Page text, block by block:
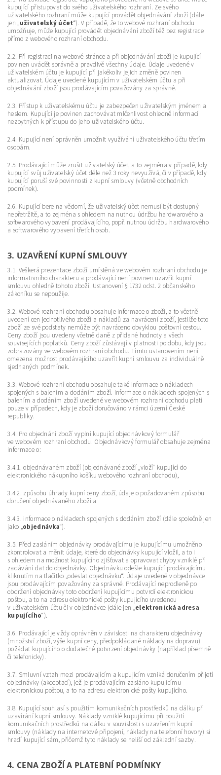
kupující přistupovat do svého uživatelského rozhraní. Ze svého
uživatelského rozhraní může kupující provádět objednávání zboží (dále
jen „uživatelský účet“). V případě, že to webové rozhraní obchodu
umožňuje, může kupující provádět objednávání zboží též bez registrace
přímo z webového rozhraní obchodu.
2.2. Při registraci na webové stránce a při objednávání zboží je kupující
povinen uvádět správně a pravdivě všechny údaje. Údaje uvedené v
uživatelském účtu je kupující při jakékoliv jejich změně povinen
aktualizovat. Údaje uvedené kupujícím v uživatelském účtu a při
objednávání zboží jsou prodávajícím považovány za správné.
2.3. Přístup k uživatelskému účtu je zabezpečen uživatelským jménem a
heslem. Kupující je povinen zachovávat mlčenlivost ohledně informací
nezbytných k přístupu do jeho uživatelského účtu.
2.4. Kupující není oprávněn umožnit využívání uživatelského účtu třetím
osobám.
2.5. Prodávající může zrušit uživatelský účet, a to zejména v případě, kdy
kupující svůj uživatelský účet déle než 3 roky nevyužívá, či v případě, kdy
kupující poruší své povinnosti z kupní smlouvy (včetně obchodních
podmínek).
2.6. Kupující bere na vědomí, že uživatelský účet nemusí být dostupný
nepřetržitě, a to zejména s ohledem na nutnou údržbu hardwarového a
softwarového vybavení prodávajícího, popř. nutnou údržbu hardwarového
a softwarového vybavení třetích osob.
3. UZAVŘENÍ KUPNÍ SMLOUVY
3.1. Veškerá prezentace zboží umístěná ve webovém rozhraní obchodu je
informativního charakteru a prodávající není povinen uzavřít kupní
smlouvu ohledně tohoto zboží. Ustanovení § 1732 odst. 2 občanského
zákoníku se nepoužije.
3.2. Webové rozhraní obchodu obsahuje informace o zboží, a to včetně
uvedení cen jednotlivého zboží a nákladů za navrácení zboží, jestliže toto
zboží ze své podstaty nemůže být navráceno obvyklou poštovní cestou.
Ceny zboží jsou uvedeny včetně daně z přidané hodnoty a všech
souvisejících poplatků. Ceny zboží zůstávají v platnosti po dobu, kdy jsou
zobrazovány ve webovém rozhraní obchodu. Tímto ustanovením není
omezena možnost prodávajícího uzavřít kupní smlouvu za individuálně
sjednaných podmínek.
3.3. Webové rozhraní obchodu obsahuje také informace o nákladech
spojených s balením a dodáním zboží. Informace o nákladech spojených s
balením a dodáním zboží uvedené ve webovém rozhraní obchodu platí
pouze v případech, kdy je zboží doručováno v rámci území České
republiky.
3.4. Pro objednání zboží vyplní kupující objednávkový formulář
ve webovém rozhraní obchodu. Objednávkový formulář obsahuje zejména
informace o:
3.4.1. objednávaném zboží (objednávané zboží „vloží“ kupující do
elektronického nákupního košíku webového rozhraní obchodu),
3.4.2. způsobu úhrady kupní ceny zboží, údaje o požadovaném způsobu
doručení objednávaného zboží a
3.4.3. informace o nákladech spojených s dodáním zboží (dále společně jen
jako „objednávka“).
3.5. Před zasláním objednávky prodávajícímu je kupujícímu umožněno
zkontrolovat a měnit údaje, které do objednávky kupující vložil, a to i
s ohledem na možnost kupujícího zjišťovat a opravovat chyby vzniklé při
zadávání dat do objednávky. Objednávku odešle kupující prodávajícímu
kliknutím na tlačítko „odeslat objednávku“. Údaje uvedené v objednávce
jsou prodávajícím považovány za správné. Prodávající neprodleně po
obdržení objednávky toto obdržení kupujícímu potvrdí elektronickou
poštou, a to na adresu elektronické pošty kupujícího uvedenou
v uživatelském účtu či v objednávce (dále jen „elektronická adresa
kupujícího“).
3.6. Prodávající je vždy oprávněn v závislosti na charakteru objednávky
(množství zboží, výše kupní ceny, předpokládané náklady na dopravu)
požádat kupujícího o dodatečné potvrzení objednávky (například písemně
či telefonicky).
3.7. Smluvní vztah mezi prodávajícím a kupujícím vzniká doručením přijetí
objednávky (akceptací), jež je prodávajícím zasláno kupujícímu
elektronickou poštou, a to na adresu elektronické pošty kupujícího.
3.8. Kupující souhlasí s použitím komunikačních prostředků na dálku při
uzavírání kupní smlouvy. Náklady vzniklé kupujícímu při použití
komunikačních prostředků na dálku v souvislosti s uzavřením kupní
smlouvy (náklady na internetové připojení, náklady na telefonní hovory) si
hradí kupující sám, přičemž tyto náklady se neliší od základní sazby.
4. CENA ZBOŽÍ A PLATEBNÍ PODMÍNKY